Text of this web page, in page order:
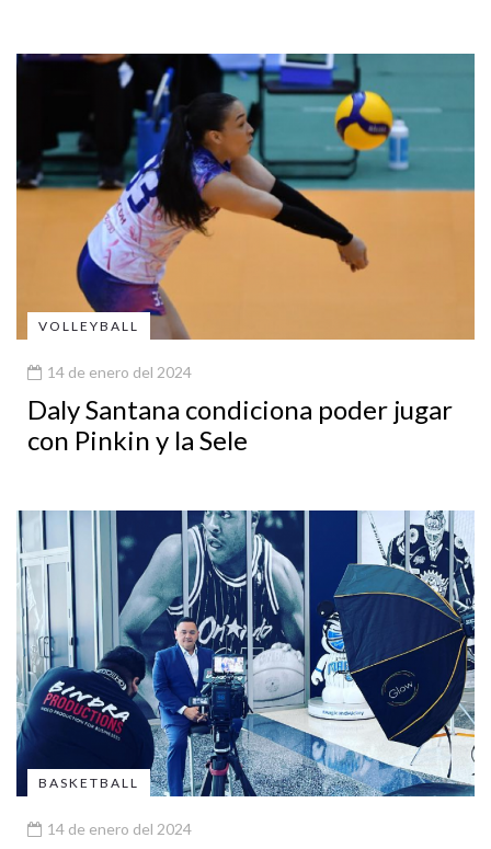
VOLLEYBALL
14 de enero del 2024
Daly Santana condiciona poder jugar
con Pinkin y la Sele
BASKETBALL
14 de enero del 2024